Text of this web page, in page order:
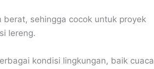
sehingga cocok untuk proyek
lereng.
kondisi lingkungan, baik cuaca